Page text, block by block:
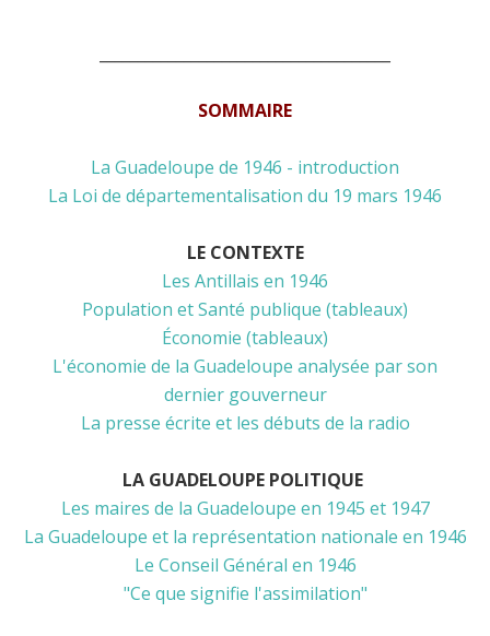
SOMMAIRE
La Guadeloupe de 1946 - introduction
La Loi de départementalisation du 19 mars 1946
LE CONTEXTE
Les Antillais en 1946
Population et Santé publique (tableaux)
Économie (tableaux)
L'économie de la Guadeloupe analysée par son
dernier gouverneur
La presse écrite et les débuts de la radio
LA GUADELOUPE POLITIQUE
Les maires de la Guadeloupe en 1945 et 1947
La Guadeloupe et la représentation nationale en 1946
Le Conseil Général en 1946
"Ce que signifie l'assimilation"